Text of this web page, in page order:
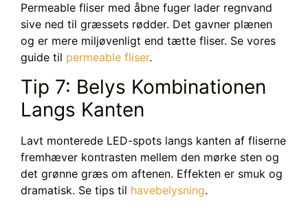
Permeable fliser med åbne fuger lader regnvand
sive ned til græssets rødder. Det gavner plænen
og er mere miljøvenligt end tætte fliser. Se vores
guide til permeable fliser.
Tip 7: Belys Kombinationen
Langs Kanten
Lavt monterede LED-spots langs kanten af fliserne
fremhæver kontrasten mellem den mørke sten og
det grønne græs om aftenen. Effekten er smuk og
dramatisk. Se tips til havebelysning.